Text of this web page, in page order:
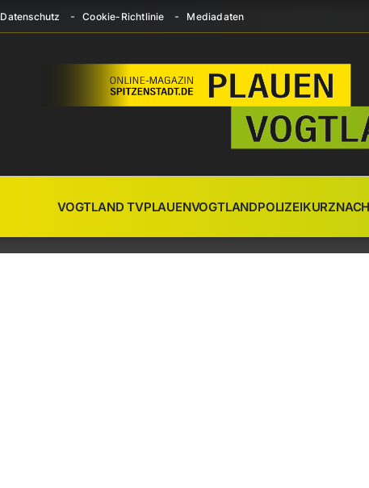
Datenschutz Cookie-Richtlinie Mediadaten
VOGTLAND TVPLAUENVOGTLANDPOLIZEI